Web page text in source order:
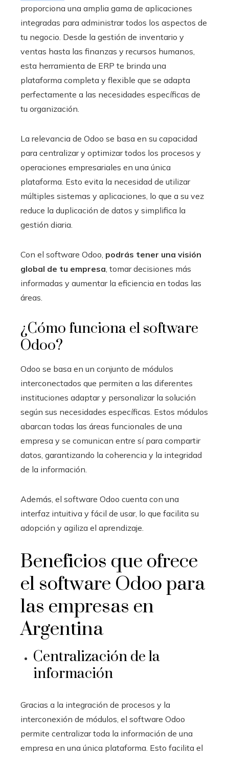
proporciona una amplia gama de aplicaciones
integradas para administrar todos los aspectos de
tu negocio. Desde la gestión de inventario y
ventas hasta las finanzas y recursos humanos,
esta herramienta de ERP te brinda una
plataforma completa y flexible que se adapta
perfectamente a las necesidades específicas de
tu organización.
La relevancia de Odoo se basa en su capacidad
para centralizar y optimizar todos los procesos y
operaciones empresariales en una única
plataforma. Esto evita la necesidad de utilizar
múltiples sistemas y aplicaciones, lo que a su vez
reduce la duplicación de datos y simplifica la
gestión diaria.
Con el software Odoo podrás tener una visión
global de tu empresa , tomar decisiones más
informadas y aumentar la eficiencia en todas las
áreas.
¿Cómo funciona el software
Odoo?
Odoo se basa en un conjunto de módulos
interconectados que permiten a las diferentes
instituciones adaptar y personalizar la solución
según sus necesidades específicas. Estos módulos
abarcan todas las áreas funcionales de una
empresa y se comunican entre sí para compartir
datos, garantizando la coherencia y la integridad
de la información.
Además, el software Odoo cuenta con una
interfaz intuitiva y fácil de usar, lo que facilita su
adopción y agiliza el aprendizaje.
Beneficios que ofrece
el software Odoopara
las empresas en
Argentina
Centralización de la
información
Gracias a la integración de procesos y la
interconexión de módulos, el software Odoo
permite centralizar toda la información de una
empresa en una única plataforma. Esto facilita el